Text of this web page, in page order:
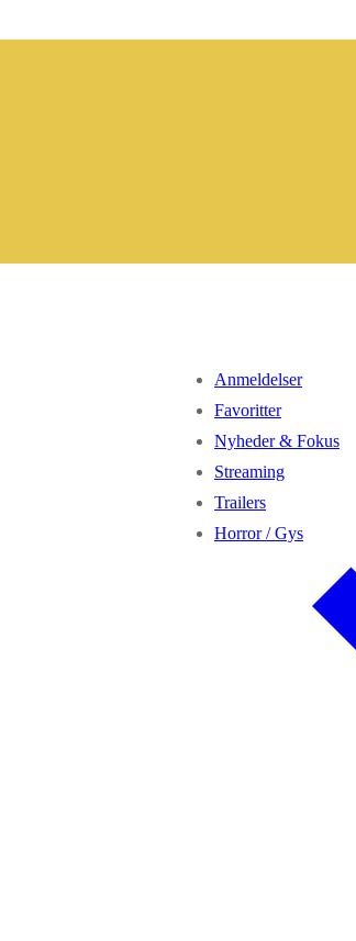
Anmeldelser
Favoritter
Nyheder & Fokus
Streaming
Trailers
Horror / Gys